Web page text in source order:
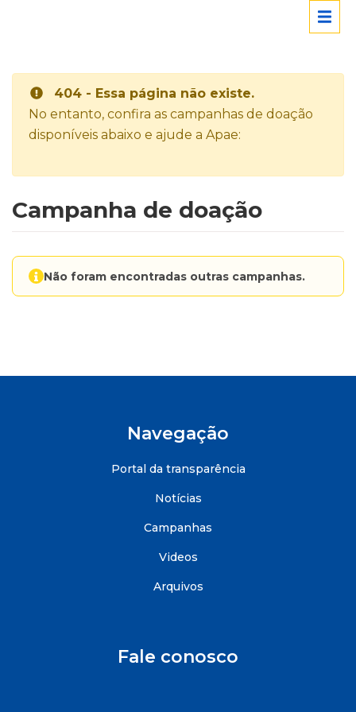
404 - Essa página não existe.
No entanto, confira as campanhas de doação
disponíveis abaixo e ajude a Apae:
Campanha de doação
Não foram encontradas outras campanhas.
Navegação
Portal da transparência
Notícias
Campanhas
Videos
Arquivos
Fale conosco